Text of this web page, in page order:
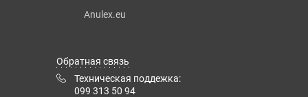
Anulex.eu
Обратная связь
Техническая поддежка:
099 313 50 94